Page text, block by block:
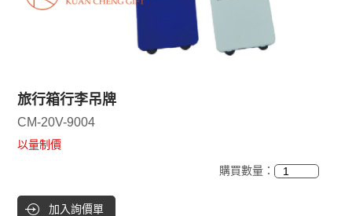
旅行箱行李吊牌
CM-20V-9004
以量制價
購買數量：
加入詢價單